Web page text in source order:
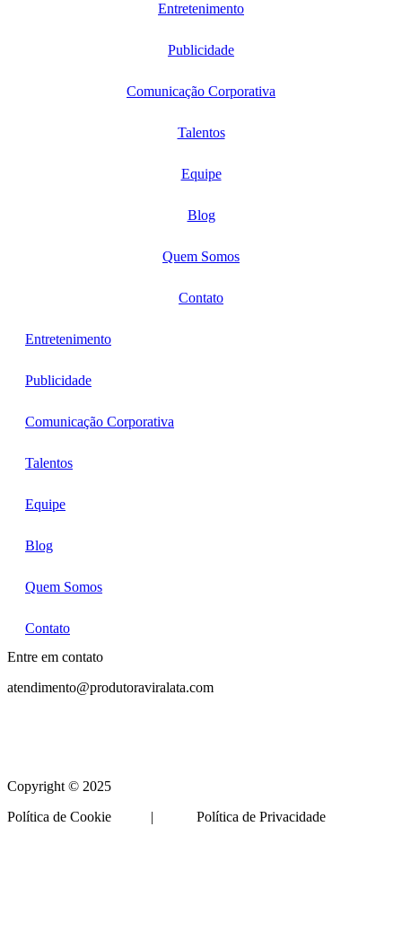
Entretenimento
Publicidade
Comunicação Corporativa
Talentos
Equipe
Blog
Quem Somos
Contato
Entretenimento
Publicidade
Comunicação Corporativa
Talentos
Equipe
Blog
Quem Somos
Contato
Entre em contato
atendimento@produtoraviralata.com
Copyright © 2025
Política de Cookie | Política de Privacidade